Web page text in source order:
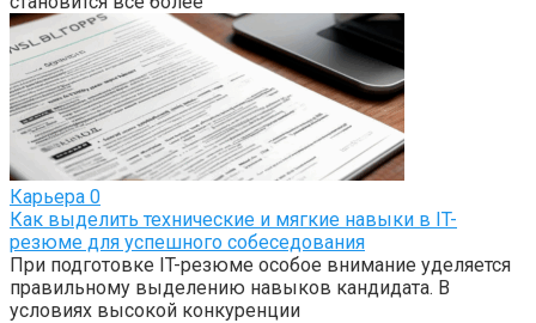
Карьера 0
Как выделить технические и мягкие навыки в IT-
резюме для успешного собеседования
При подготовке IT-резюме особое внимание уделяется
правильному выделению навыков кандидата. В
условиях высокой конкуренции